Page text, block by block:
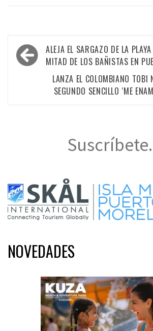
Navegación
de
entradas
ALEJA EL SARGAZO DE LA
MITAD DE LOS BAÑISTAS EN
LANZA EL COLOMBIANO TOBI
SEGUNDO SENCILLO ‘ME
NOVEDADES